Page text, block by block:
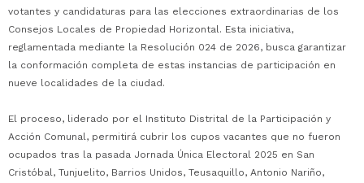
votantes y candidaturas para las elecciones extraordinarias de los
Consejos Locales de Propiedad Horizontal. Esta iniciativa,
reglamentada mediante la Resolución 024 de 2026, busca garantizar
la conformación completa de estas instancias de participación en
nueve localidades de la ciudad.
El proceso, liderado por el Instituto Distrital de la Participación y
Acción Comunal, permitirá cubrir los cupos vacantes que no fueron
ocupados tras la pasada Jornada Única Electoral 2025 en San
Cristóbal, Tunjuelito, Barrios Unidos, Teusaquillo, Antonio Nariño,